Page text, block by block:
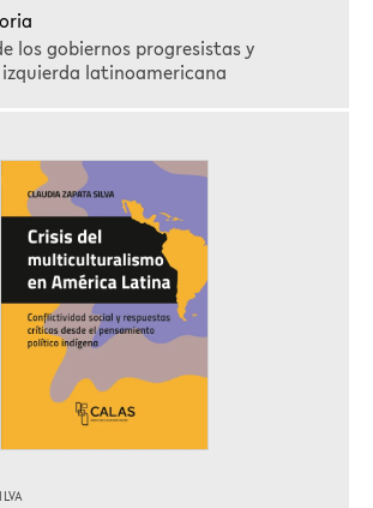
los gobiernos progresistas y
latinoamericana